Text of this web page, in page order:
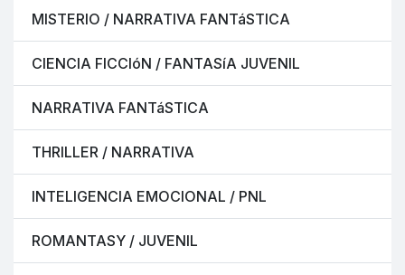
MISTERIO / NARRATIVA FANTáSTICA
CIENCIA FICCIóN / FANTASíA JUVENIL
NARRATIVA FANTáSTICA
THRILLER / NARRATIVA
INTELIGENCIA EMOCIONAL / PNL
ROMANTASY / JUVENIL